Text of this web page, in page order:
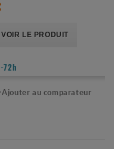
VOIR LE PRODUIT
72h
Ajouter au comparateur